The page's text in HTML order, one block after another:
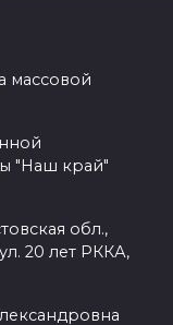
массовой
"Наш край"
обл.,
20 лет РККА,